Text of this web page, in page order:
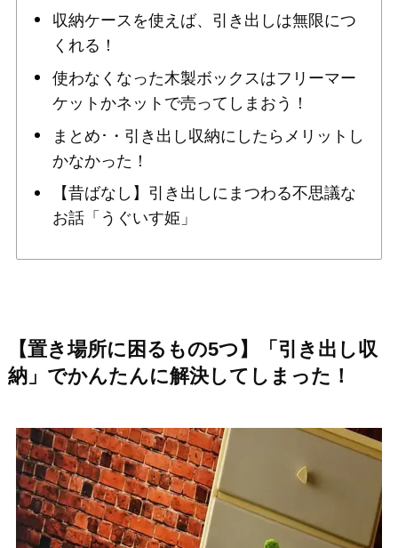
収納ケースを使えば、引き出しは無限につ
くれる！
使わなくなった木製ボックスはフリーマー
ケットかネットで売ってしまおう！
まとめ･・引き出し収納にしたらメリットし
かなかった！
【昔ばなし】引き出しにまつわる不思議な
お話「うぐいす姫」
【置き場所に困るもの5つ】「引き出し収
納」でかんたんに解決してしまった！